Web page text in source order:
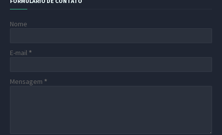
Nome
E-mail *
Mensagem *